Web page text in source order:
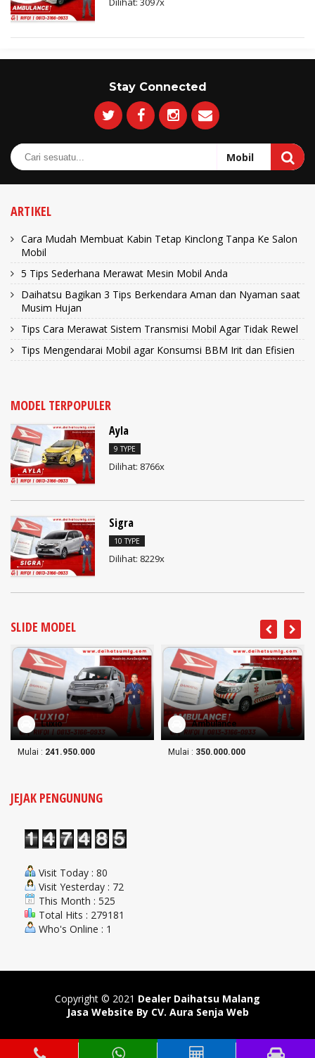
Stay Connected
ARTIKEL
Cara Mudah Membuat Kabin Tetap Kinclong Tanpa Ke Salon
Mobil
5 Tips Sederhana Merawat Mesin Mobil Anda
Daihatsu Bagikan 3 Tips Berkendara Aman dan Nyaman saat
Musim Hujan
Tips Cara Merawat Sistem Transmisi Mobil Agar Tidak Rewel
Tips Mengendarai Mobil agar Konsumsi BBM Irit dan Efisien
MODEL TERPOPULER
Ayla
9 TYPE
Dilihat: 8766x
Sigra
10 TYPE
Dilihat: 8229x
SLIDE MODEL
Luxio
Mulai : 241.950.000
Ambulance
Mulai : 350.000.000
JEJAK PENGUNUNG
Visit Today : 80
Visit Yesterday : 72
This Month : 525
Total Hits : 279181
Who's Online : 1
Copyright © 2021 Dealer Daihatsu Malang
Jasa Website By CV. Aura Senja Web